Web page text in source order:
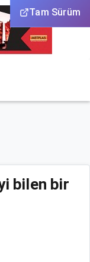
Tam Sürüm
bilen bir